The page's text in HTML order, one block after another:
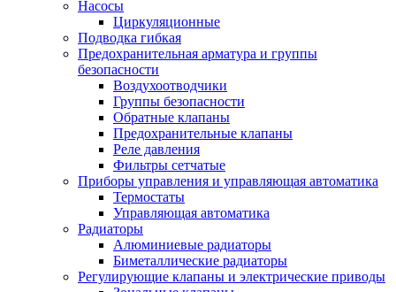
Насосы
Циркуляционные
Подводка гибкая
Предохранительная арматура и группы
безопасности
Воздухоотводчики
Группы безопасности
Обратные клапаны
Предохранительные клапаны
Реле давления
Фильтры сетчатые
Приборы управления и управляющая автоматика
Термостаты
Управляющая автоматика
Радиаторы
Алюминиевые радиаторы
Биметаллические радиаторы
Регулирующие клапаны и электрические приводы